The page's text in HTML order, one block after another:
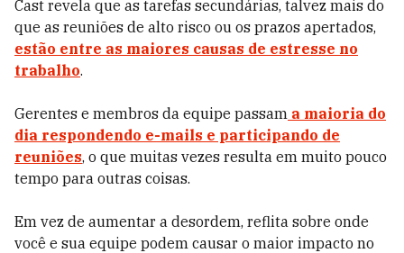
Cast revela que as tarefas secundárias, talvez mais do
que as reuniões de alto risco ou os prazos apertados,
estão entre as maiores causas de estresse no
trabalho.
Gerentes e membros da equipe passam a maioria do
dia respondendo e-mails e participando de
reuniões, o que muitas vezes resulta em muito pouco
tempo para outras coisas.
Em vez de aumentar a desordem, reflita sobre onde
você e sua equipe podem causar o maior impacto no